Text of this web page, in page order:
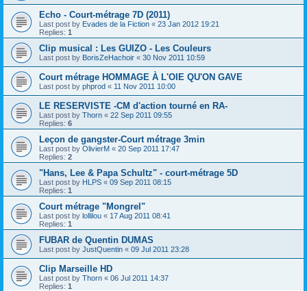
Echo - Court-métrage 7D (2011)
Last post by Evades de la Fiction « 23 Jan 2012 19:21
Replies: 1
Clip musical : Les GUIZO - Les Couleurs
Last post by BorisZeHachoir « 30 Nov 2011 10:59
Court métrage HOMMAGE À L'OIE QU'ON GAVE
Last post by phprod « 11 Nov 2011 10:00
LE RESERVISTE -CM d'action tourné en RA-
Last post by Thorn « 22 Sep 2011 09:55
Replies: 6
Leçon de gangster-Court métrage 3min
Last post by OlivierM « 20 Sep 2011 17:47
Replies: 2
"Hans, Lee & Papa Schultz" - court-métrage 5D
Last post by HLPS « 09 Sep 2011 08:15
Replies: 1
Court métrage "Mongrel"
Last post by lollilou « 17 Aug 2011 08:41
Replies: 1
FUBAR de Quentin DUMAS
Last post by JustQuentin « 09 Jul 2011 23:28
Clip Marseille HD
Last post by Thorn « 06 Jul 2011 14:37
Replies: 1